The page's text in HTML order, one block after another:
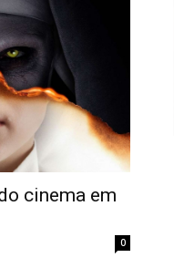
cinema em
0